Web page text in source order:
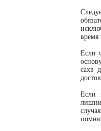
время
Если
сахв
Если